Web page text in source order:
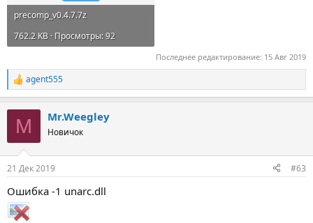
precomp_v0.4.7.7z
762.2 KB · Просмотры: 92
Последнее редактирование: 15 Авг 2019
Р
е
agent555
M Mr.Weegley
Новичок
21 Дек 2019 #63
Ошибка -1 unarc.dll